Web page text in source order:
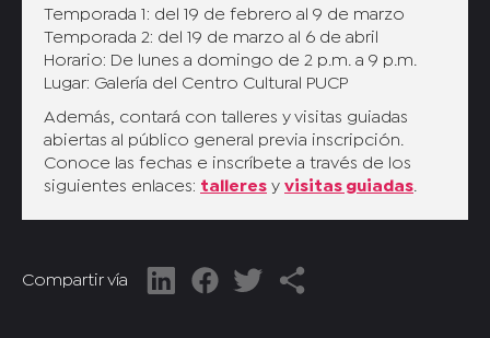
Temporada 1: del 19 de febrero al 9 de marzo
Temporada 2: del 19 de marzo al 6 de abril
Horario: De lunes a domingo de 2 p.m. a 9 p.m.
Lugar: Galería del Centro Cultural PUCP
Además, contará con talleres y visitas guiadas
abiertas al público general previa inscripción.
Conoce las fechas e inscríbete a través de los
siguientes enlaces: talleres y visitas guiadas
Compartir vía